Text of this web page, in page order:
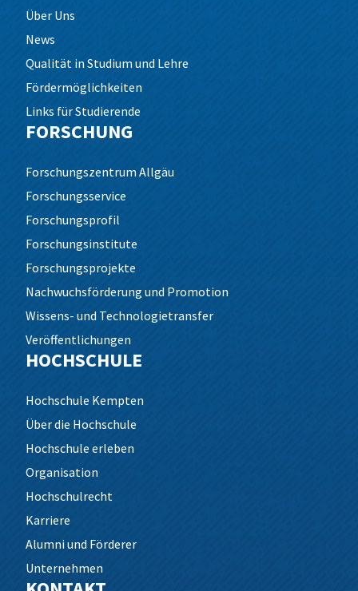
Über Uns
News
Qualität in Studium und Lehre
Fördermöglichkeiten
Links für Studierende
FORSCHUNG
Forschungszentrum Allgäu
Forschungsservice
Forschungsprofil
Forschungsinstitute
Forschungsprojekte
Nachwuchsförderung und Promotion
Wissens- und Technologietransfer
Veröffentlichungen
HOCHSCHULE
Hochschule Kempten
Über die Hochschule
Hochschule erleben
Organisation
Hochschulrecht
Karriere
Alumni und Förderer
Unternehmen